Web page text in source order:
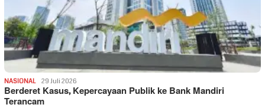
NASIONAL 29 Juli 2026
Berderet Kasus, Kepercayaan Publik ke Bank Mandiri
Terancam